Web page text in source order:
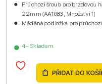
4+ Skladem
Průchozí šroub pro brzdovou
22mm (AA1683 , Množství 1)
Měděná podložka pro
PŘIDAT DO